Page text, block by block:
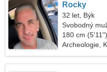
Rocky
32 let, Býk
Svobodný
180 cm
Archeologie,